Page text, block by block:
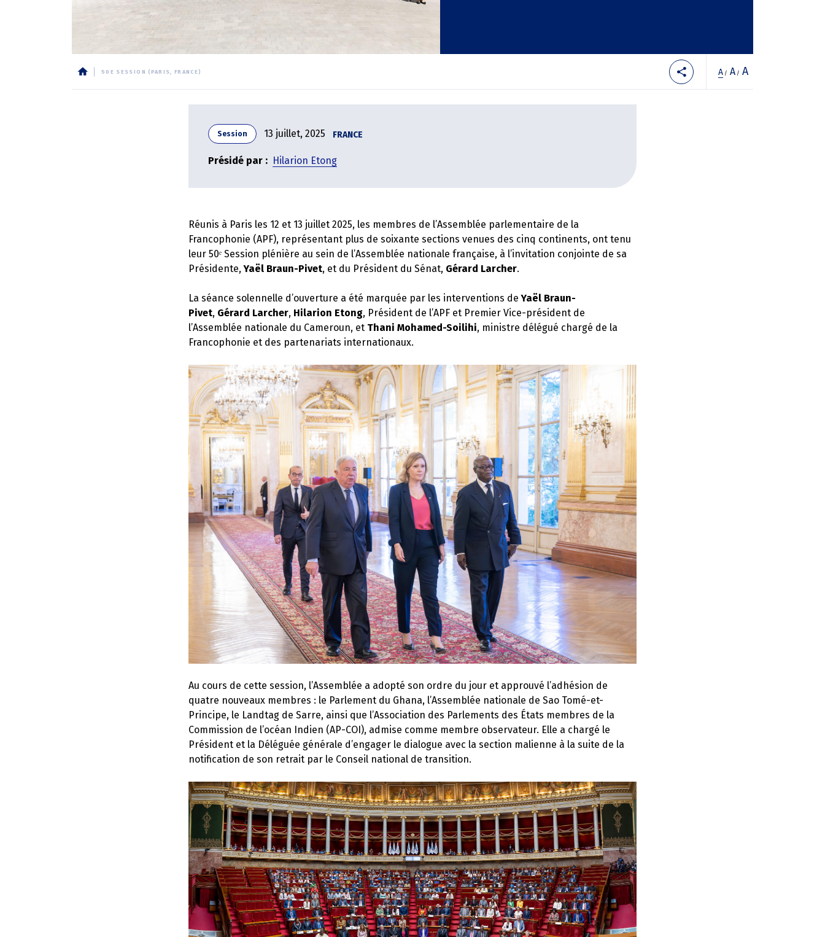
Fil
50E SESSION (PARIS, FRANCE) A / A / A
Session 13 juillet, 2025 FRANCE
Présidé par Hilarion Etong
Réunis à Paris les 12 et 13 juillet 2025, les membres de l’Assemblée parlementaire de la
Francophonie (APF), représentant plus de soixante sections venues des cinq continents, ont tenu
leur 50ᵉ Session plénière au sein de l’Assemblée nationale française, à l’invitation conjointe de sa
Présidente,Yaël Braun-Pivet, et du Président du Sénat, Gérard Larcher.
La séance solennelle d’ouverture a été marquée par les interventions deYaël Braun-
Pivet, Gérard Larcher, Hilarion Etong, Président de l’APF et Premier Vice-président de
l’Assemblée nationale du Cameroun, et Thani Mohamed-Soilihi, ministre délégué chargé de la
Francophonie et des partenariats internationaux.
Au cours de cette session, l’Assemblée a adopté son ordre du jour et approuvé l’adhésion de
quatre nouveaux membres : le Parlement du Ghana, l’Assemblée nationale de Sao Tomé-et-
Principe, le Landtag de Sarre, ainsi que l’Association des Parlements des États membres de la
Commission de l’océan Indien (AP-COI), admise comme membre observateur. Elle a chargé le
Président et la Déléguée générale d’engager le dialogue avec la section malienne à la suite de la
notification de son retrait par le Conseil national de transition.